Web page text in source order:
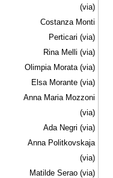
(via)
Costanza Monti
Perticari (via)
Rina Melli (via)
Olimpia Morata (via)
Elsa Morante (via)
Anna Maria Mozzoni
(via)
Ada Negri (via)
Anna Politkovskaja
(via)
Matilde Serao (via)